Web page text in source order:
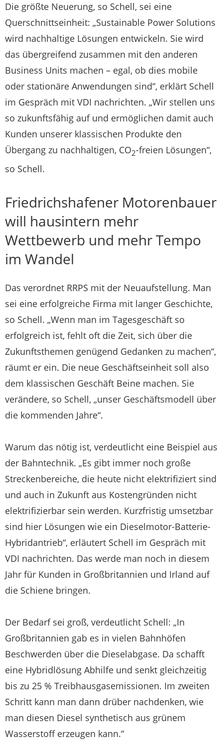
Die größte Neuerung, so Schell, sei eine
Querschnittseinheit: „Sustainable Power Solutions
wird nachhaltige Lösungen entwickeln. Sie wird
das übergreifend zusammen mit den anderen
Business Units machen – egal, ob dies mobile
oder stationäre Anwendungen sind“, erklärt Schell
im Gespräch mit VDI nachrichten. „Wir stellen uns
so zukunftsfähig auf und ermöglichen damit auch
Kunden unserer klassischen Produkte den
Übergang zu nachhaltigen, CO2-freien Lösungen“,
so Schell.
Friedrichshafener Motorenbauer
will hausintern mehr
Wettbewerb und mehr Tempo
im Wandel
Das verordnet RRPS mit der Neuaufstellung. Man
sei eine erfolgreiche Firma mit langer Geschichte,
so Schell. „Wenn man im Tagesgeschäft so
erfolgreich ist, fehlt oft die Zeit, sich über die
Zukunftsthemen genügend Gedanken zu machen“,
räumt er ein. Die neue Geschäftseinheit soll also
dem klassischen Geschäft Beine machen. Sie
verändere, so Schell, „unser Geschäftsmodell über
die kommenden Jahre“.
Warum das nötig ist, verdeutlicht eine Beispiel aus
der Bahntechnik. „Es gibt immer noch große
Streckenbereiche, die heute nicht elektrifiziert sind
und auch in Zukunft aus Kostengründen nicht
elektrifizierbar sein werden. Kurzfristig umsetzbar
sind hier Lösungen wie ein Dieselmotor-Batterie-
Hybridantrieb“, erläutert Schell im Gespräch mit
VDI nachrichten. Das werde man noch in diesem
Jahr für Kunden in Großbritannien und Irland auf
die Schiene bringen.
Der Bedarf sei groß, verdeutlicht Schell: „In
Großbritannien gab es in vielen Bahnhöfen
Beschwerden über die Dieselabgase. Da schafft
eine Hybridlösung Abhilfe und senkt gleichzeitig
bis zu 25 % Treibhausgasemissionen. Im zweiten
Schritt kann man dann drüber nachdenken, wie
man diesen Diesel synthetisch aus grünem
Wasserstoff erzeugen kann.“